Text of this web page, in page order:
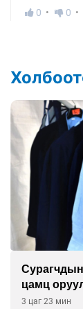
0
0
цамц
3 цаг 23 мин